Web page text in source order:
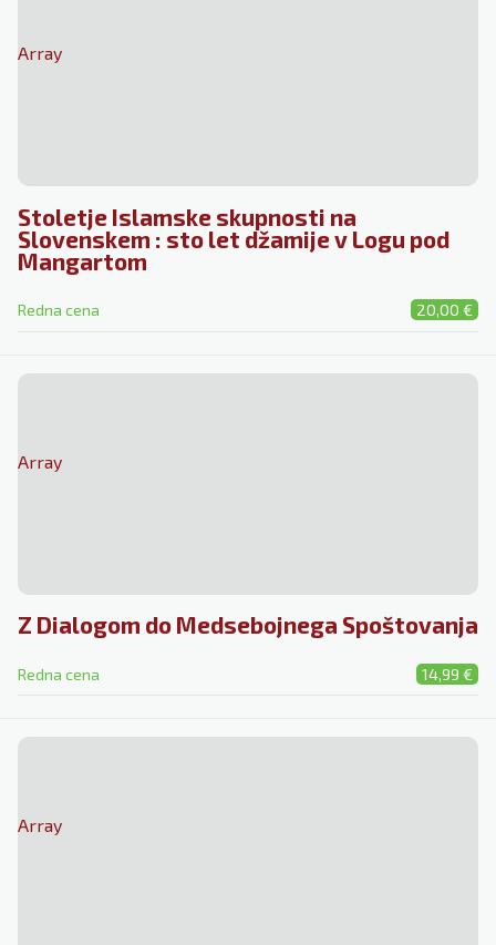
Array
Stoletje Islamske skupnosti na
Slovenskem : sto let džamije v Logu pod
Mangartom
Redna cena 20,00 €
Array
Z Dialogom do Medsebojnega Spoštovanja
Redna cena 14,99 €
Array